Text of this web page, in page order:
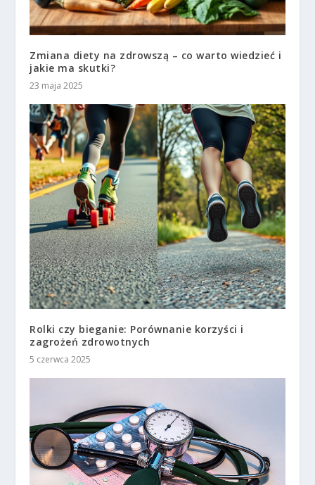
Zmiana diety na zdrowszą – co warto wiedzieć i
jakie ma skutki?
23 maja 2025
Rolki czy bieganie: Porównanie korzyści i
zagrożeń zdrowotnych
5 czerwca 2025